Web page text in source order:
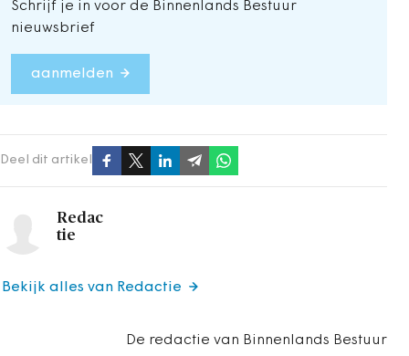
Schrijf je in voor de Binnenlands Bestuur
nieuwsbrief
aanmelden
Deel dit artikel
Redac
tie
De redactie van Binnenlands Bestuur
Bekijk alles van Redactie